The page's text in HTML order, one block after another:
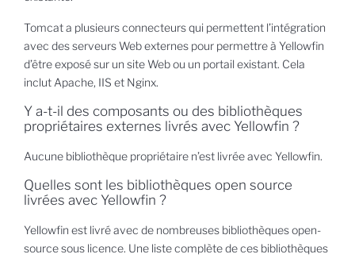
Tomcat a plusieurs connecteurs qui permettent l’intégration
avec des serveurs Web externes pour permettre à Yellowfin
d’être exposé sur un site Web ou un portail existant. Cela
inclut Apache, IIS et Nginx.
Y a-t-il des composants ou des bibliothèques
propriétaires externes livrés avec Yellowfin ?
Aucune bibliothèque propriétaire n’est livrée avec Yellowfin.
Quelles sont les bibliothèques open source
livrées avec Yellowfin ?
Yellowfin est livré avec de nombreuses bibliothèques open-
source sous licence. Une liste complète de ces bibliothèques